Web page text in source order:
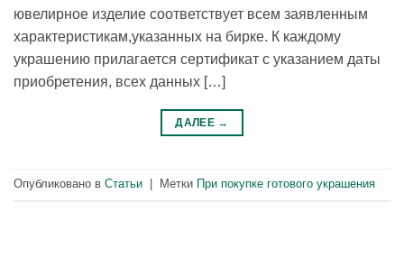
ювелирное изделие соответствует всем заявленным
характеристикам,указанных на бирке. К каждому
украшению прилагается сертификат с указанием даты
приобретения, всех данных […]
ДАЛЕЕ →
Опубликовано в Статьи Метки При покупке готового украшения